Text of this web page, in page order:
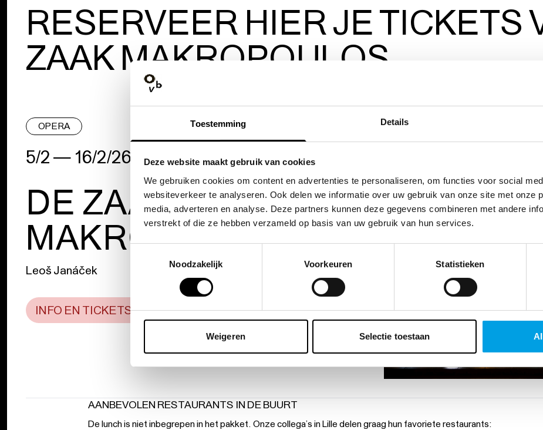
Toestemming Details
Deze website maakt gebruik van cookies
We gebruiken cookies om content en advertenties te personaliseren, om functies voor social
websiteverkeer te analyseren. Ook delen we informatie over uw gebruik van onze site met onze
media, adverteren en analyse. Deze partners kunnen deze gegevens combineren met andere
verstrekt of die ze hebben verzameld op basis van uw gebruik van hun services.
Noodzakelijk
Voorkeuren Statistieken
Weigeren Selectie toestaan
RESERVEER HIER JE TICKETS
ZAAK MAKROPOULOS
OPERA
5/2 — 16/2/26 LILLE
DE ZAAK
MAKROPOULOS
Leoš Janáček
INFO EN TICKETS
AANBEVOLEN RESTAURANTS IN DE BUURT
De lunch is niet inbegrepen in het pakket. Onze collega’s in Lille delen graag hun favoriete restaurants: